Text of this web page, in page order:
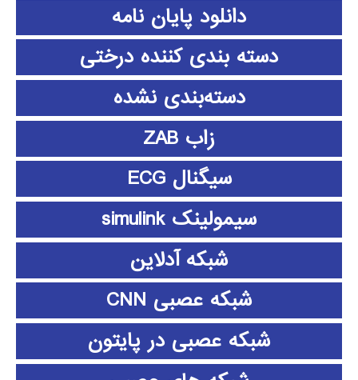
دانلود پايان نامه
دسته بندی کننده درختی
دسته‌بندی نشده
زاب ZAB
سیگنال ECG
سیمولینک simulink
شبکه آدلاین
شبکه عصبی CNN
شبکه عصبی در پایتون